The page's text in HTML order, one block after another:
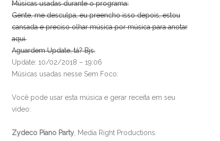
Músicas usadas durante o programa:
Gente, me desculpa, eu preencho isso depois, estou
cansada e preciso olhar música por música para anotar
aqui.
Aguardem Update, tá? Bjs.
Update: 10/02/2018 – 19:06
Músicas usadas nesse Sem Foco:
Você pode usar esta música e gerar receita em seu
vídeo:
Zydeco Piano Party , Media Right Productions.